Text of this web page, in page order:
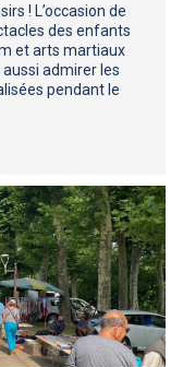
! L’occasion de
des enfants
et arts martiaux
admirer les
pendant le